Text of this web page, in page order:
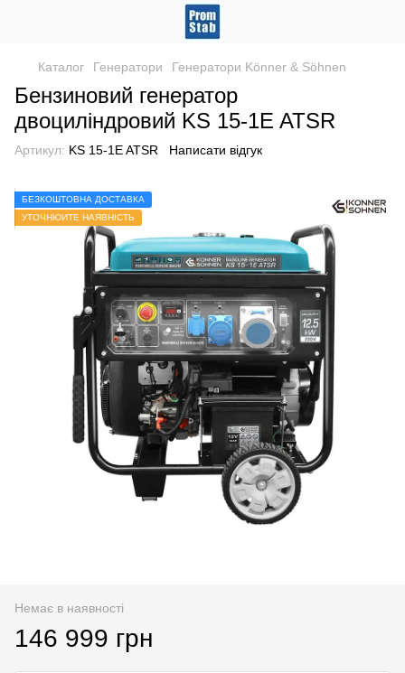
Каталог Генератори Генератори Könner & Söhnen
Бензиновий генератор
двоциліндровий KS 15-1E ATSR
Артикул: KS 15-1E ATSR Написати відгук
БЕЗКОШТОВНА ДОСТАВКА
УТОЧНЮЙТЕ НАЯВНІСТЬ
Немає в наявності
146 999 грн